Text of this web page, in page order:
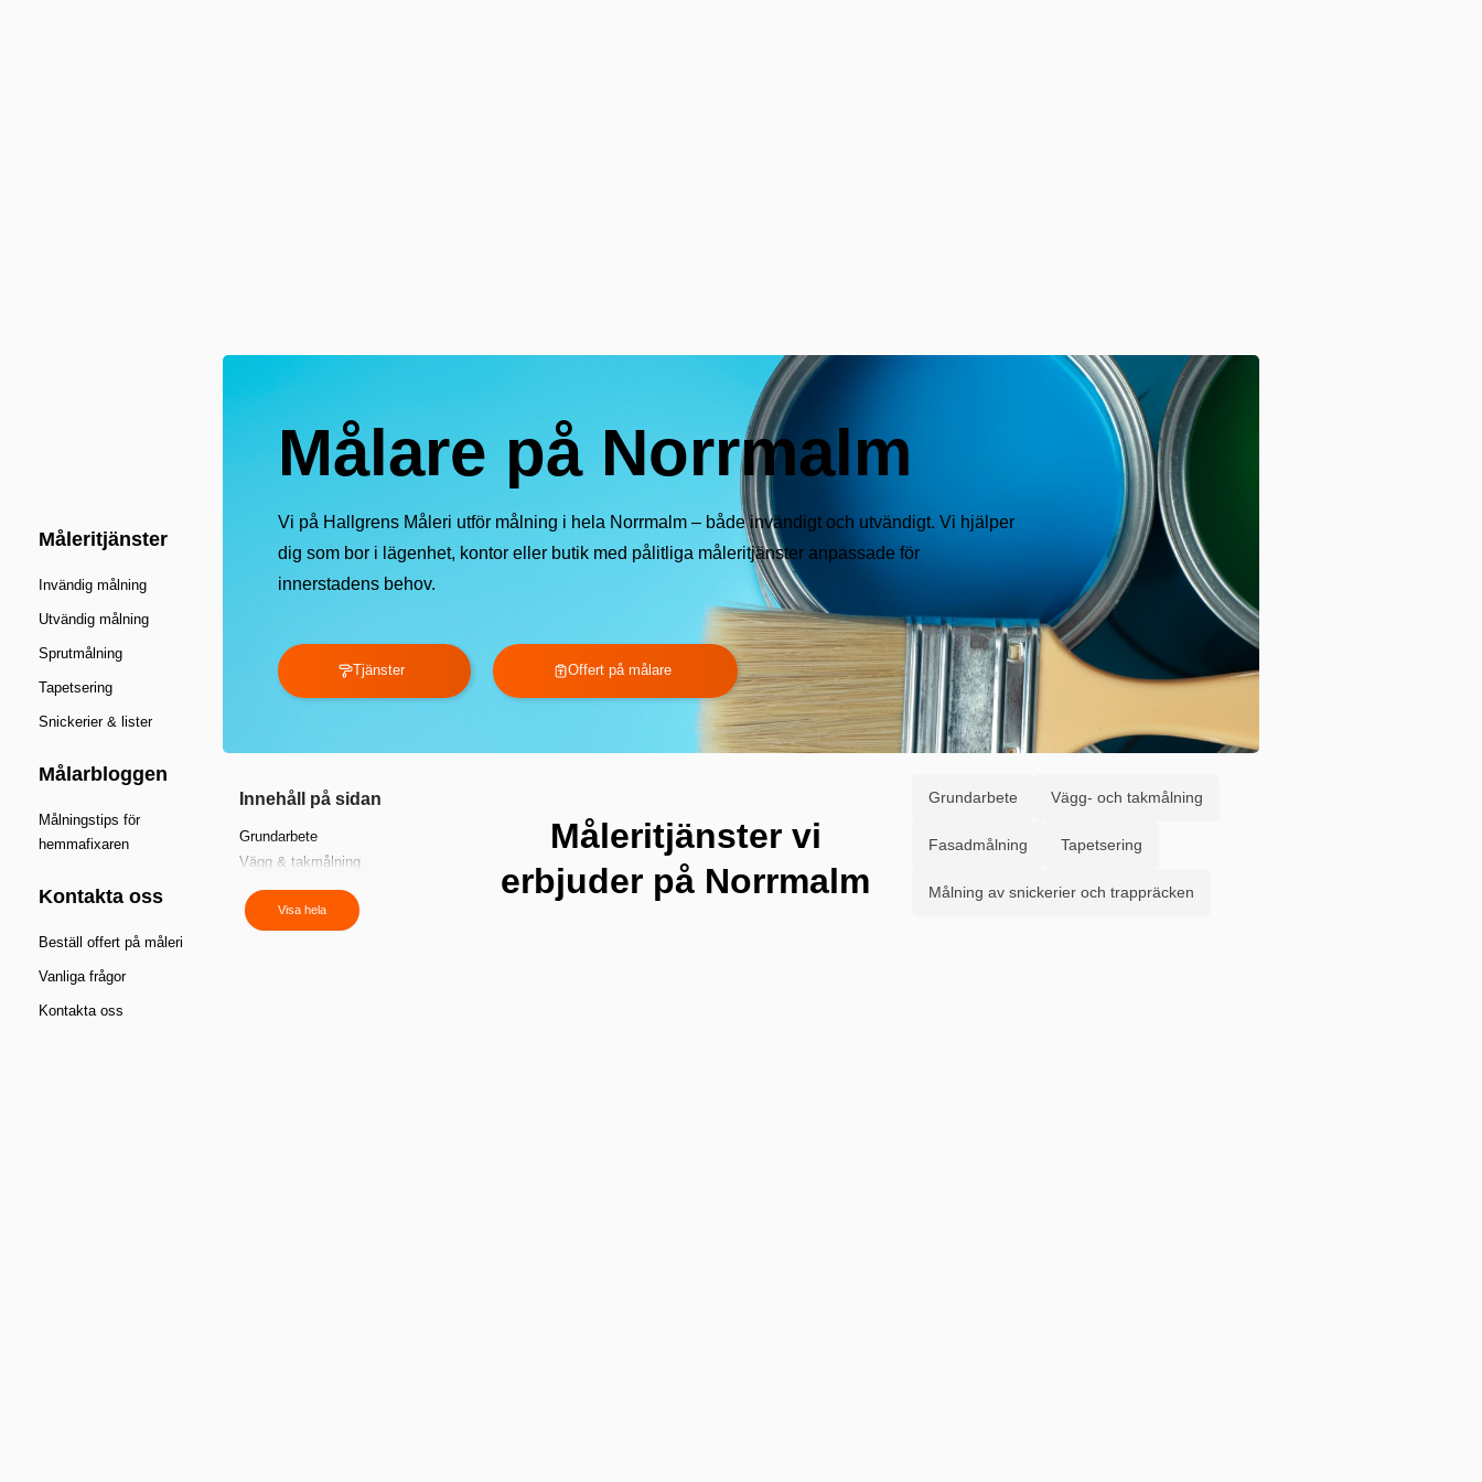
Måleritjänster
Invändig målning
Utvändig målning
Sprutmålning
Tapetsering
Snickerier & lister
Målarbloggen
Målningstips för
hemmafixaren
Kontakta oss
Beställ offert på måleri
Vanliga frågor
Kontakta oss
Målare på Norrmalm
Vi på Hallgrens Måleri utför målning i hela Norrmalm – både invändigt och utvändigt. Vi hjälper
dig som bor i lägenhet, kontor eller butik med pålitliga måleritjänster anpassade för
innerstadens behov.
Tjänster Offert på målare
Innehåll på sidan
Grundarbete
Vägg & takmålning
Fasadmålning
Tapetsering
Visa hela
Måleritjänster vi
erbjuder på Norrmalm
Grundarbete Vägg- och takmålning
Fasadmålning Tapetsering
Målning av snickerier och trappräcken